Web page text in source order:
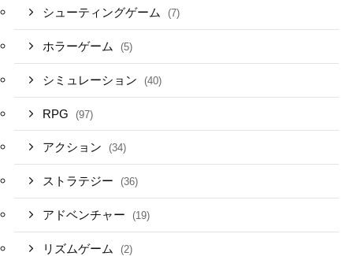
シューティングゲーム (7)
ホラーゲーム (5)
シミュレーション (40)
RPG (97)
アクション (34)
ストラテジー (36)
アドベンチャー (19)
リズムゲーム (2)